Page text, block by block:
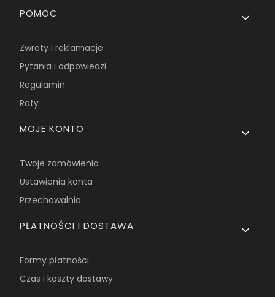
Linki w stopce
POMOC
Zwroty i reklamacje
Pytania i odpowiedzi
Regulamin
Raty
MOJE KONTO
Twoje zamówienia
Ustawienia konta
Przechowalnia
PŁATNOŚCI I DOSTAWA
Formy płatności
Czas i koszty dostawy